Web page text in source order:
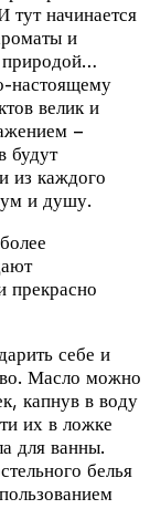
тут начинается
и
природой…
настоящему
велик и
–
будут
из каждого
и душу.
прекрасно
себе и
Масло можно
капнув в воду
их в ложке
для ванны.
белья